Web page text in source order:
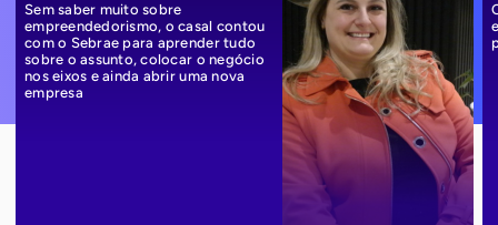
Sem saber muito sobre
empreendedorismo, o casal contou
com o Sebrae para aprender tudo
sobre o assunto, colocar o negócio
nos eixos e ainda abrir uma nova
empresa